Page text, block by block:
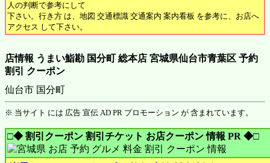
人の判断で参考にして
下さい。行き方 は、地図 交通標識 交通案内 案内看板 を参考に、お店へ
アクセス して下さい。
店情報 うまい鮨勘 国分町 総本店 宮城県仙台市青葉区 予約
割引 クーポン
仙台市 国分町
※ 当サイト には 広告 宣伝 AD PR プロモーション が 含まれています。
□◆ 割引クーポン 割引チケット お店クーポン 情報 PR ◆□